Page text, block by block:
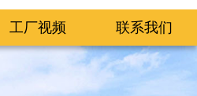
工厂视频 联系我们